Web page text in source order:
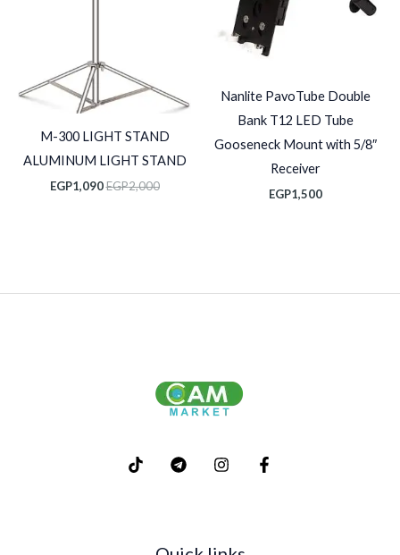
Nanlite PavoTube Double
Bank T12 LED Tube
Gooseneck Mount with 5/8″
Receiver
EGP1,500
M-300 LIGHT STAND
ALUMINUM LIGHT STAND
EGP2,000
EGP1,090